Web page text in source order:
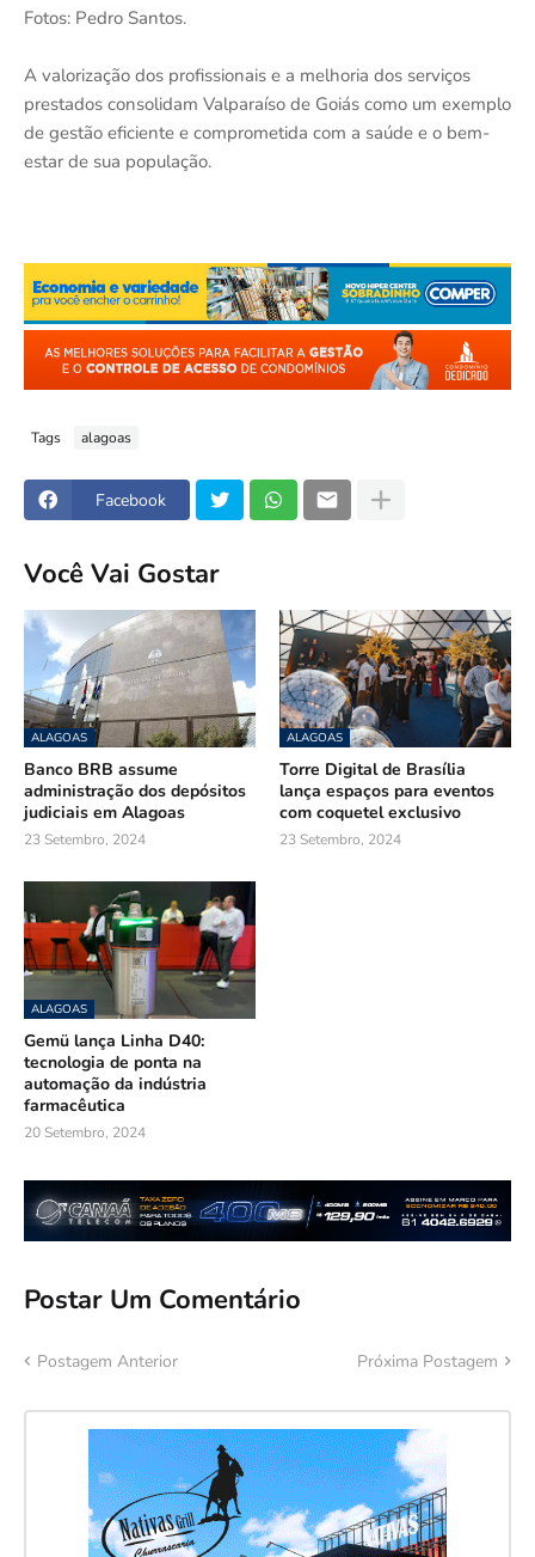
Fotos: Pedro Santos.
A valorização dos profissionais e a melhoria dos serviços
prestados consolidam Valparaíso de Goiás como um exemplo
de gestão eficiente e comprometida com a saúde e o bem-
estar de sua população.
Tags alagoas
Facebook
Você Vai Gostar
ALAGOAS
Banco BRB assume
administração dos depósitos
judiciais em Alagoas
23 Setembro, 2024
ALAGOAS
Torre Digital de Brasília
lança espaços para eventos
com coquetel exclusivo
23 Setembro, 2024
ALAGOAS
Gemü lança Linha D40:
tecnologia de ponta na
automação da indústria
farmacêutica
20 Setembro, 2024
Postar Um Comentário
Postagem Anterior Próxima Postagem